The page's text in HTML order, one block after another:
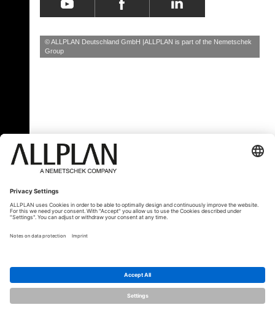
© ALLPLAN Deutschland GmbH ALLPLAN is part of the Nemetschek
Group